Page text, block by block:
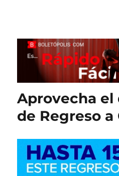
Aprovecha
de Regreso a